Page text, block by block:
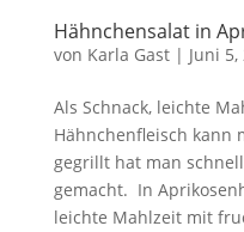
Hähnchensalat in
von Karla Gast| Juni 5,
Als Schnack, leichte
Hähnchenfleisch kann
gegrillt hat man
gemacht. In
leichte Mahlzeit mit